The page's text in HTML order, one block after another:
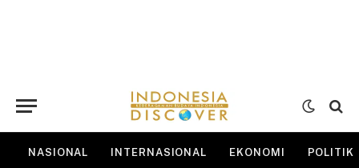
NASIONAL INTERNASIONAL EKONOMI POLITIK